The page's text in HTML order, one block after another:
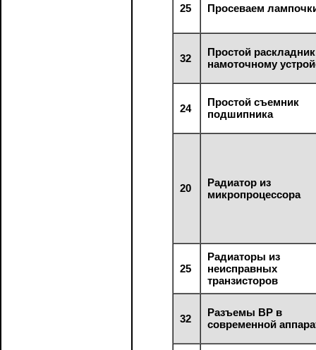
25 Просеваем
32
Простой
намоточному
24
Простой съемник
подшипника
20
Радиатор из
микропроцессора
25
Радиаторы из
неисправных
транзисторов
32
Разъемы ВР в
современной